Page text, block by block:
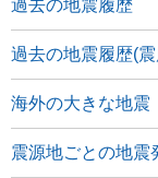
過去の地震履歴
過去の地震履歴(
海外の大きな地震
震源地ごとの地震